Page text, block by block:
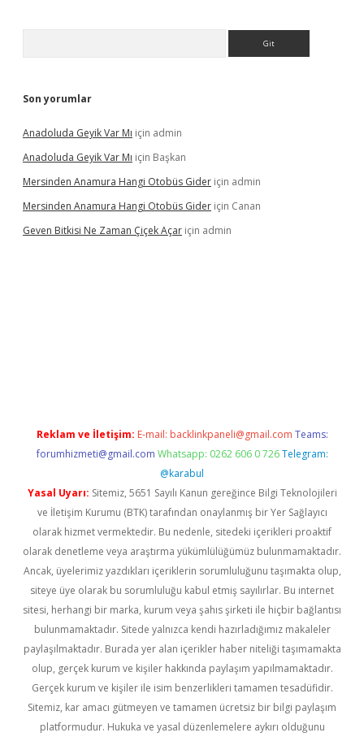
Son yorumlar
Anadoluda Geyik Var Mı için admin
Anadoluda Geyik Var Mı için Başkan
Mersinden Anamura Hangi Otobüs Gider için admin
Mersinden Anamura Hangi Otobüs Gider için Canan
Geven Bitkisi Ne Zaman Çiçek Açar için admin
Reklam ve İletişim: E-mail: backlinkpaneli@gmail.com Teams:
forumhizmeti@gmail.com Whatsapp: 0262 606 0 726 Telegram:
@karabul
Yasal Uyarı: Sitemiz, 5651 Sayılı Kanun gereğince Bilgi Teknolojileri
ve İletişim Kurumu (BTK) tarafından onaylanmış bir Yer Sağlayıcı
olarak hizmet vermektedir. Bu nedenle, sitedeki içerikleri proaktif
olarak denetleme veya araştırma yükümlülüğümüz bulunmamaktadır.
Ancak, üyelerimiz yazdıkları içeriklerin sorumluluğunu taşımakta olup,
siteye üye olarak bu sorumluluğu kabul etmiş sayılırlar. Bu internet
sitesi, herhangi bir marka, kurum veya şahıs şirketi ile hiçbir bağlantısı
bulunmamaktadır. Sitede yalnızca kendi hazırladığımız makaleler
paylaşılmaktadır. Burada yer alan içerikler haber niteliği taşımamakta
olup, gerçek kurum ve kişiler hakkında paylaşım yapılmamaktadır.
Gerçek kurum ve kişiler ile isim benzerlikleri tamamen tesadüfidir.
Sitemiz, kar amacı gütmeyen ve tamamen ücretsiz bir bilgi paylaşım
platformudur. Hukuka ve yasal düzenlemelere aykırı olduğunu